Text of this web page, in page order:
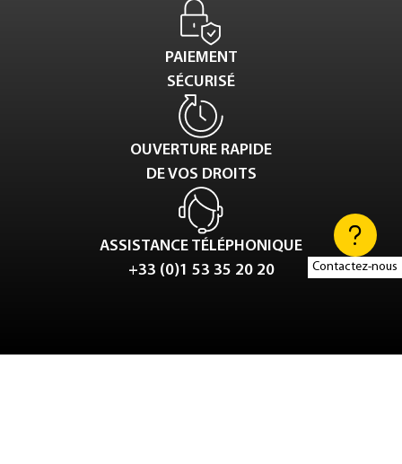
Contactez-nous
PAIEMENT
SÉCURISÉ
OUVERTURE RAPIDE
DE VOS DROITS
ASSISTANCE TÉLÉPHONIQUE
+33 (0)1 53 35 20 20